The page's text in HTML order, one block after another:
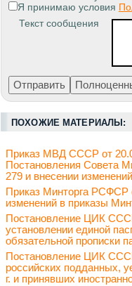
Я принимаю условия
Текст сообщения
ПОХОЖИЕ МАТЕРИАЛЫ:
Приказ МВД СССР от
Постановления Совета
279 и внесении
Приказ Минторга РСФСР
изменений в приказы
Постановление ЦИК
установлении единой
обязательной прописки
Постановление ЦИК
российских подданных,
г. и принявших